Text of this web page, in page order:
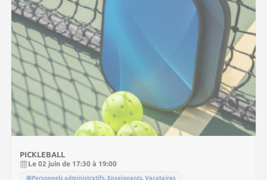
PICKLEBALL
Le 02 juin de 17:30 à 19:00
Personnels administratifs, Enseignants, Vacataires